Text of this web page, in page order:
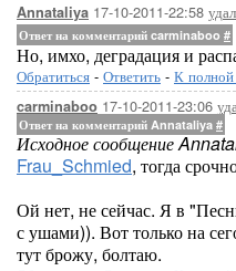
Annataliya 17-10-2011-22:58
Ответ на комментарий carminaboo #
Но, имхо, деградация и
Обратиться - Ответить - К полной
carminaboo 17-10-2011-23:06
Ответ на комментарий Annataliya #
Исходное сообщение
Frau_Schmied, тогда
Ой нет, не сейчас. Я в
с ушами)). Вот только на
тут брожу, болтаю.